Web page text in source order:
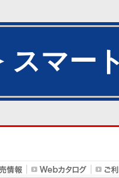
スマー